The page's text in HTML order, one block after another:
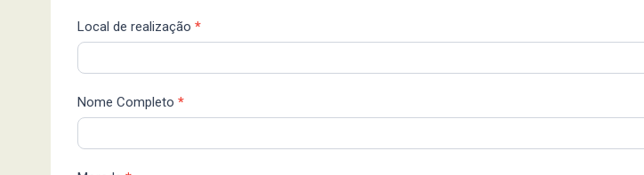
Local de realização *
Nome Completo *